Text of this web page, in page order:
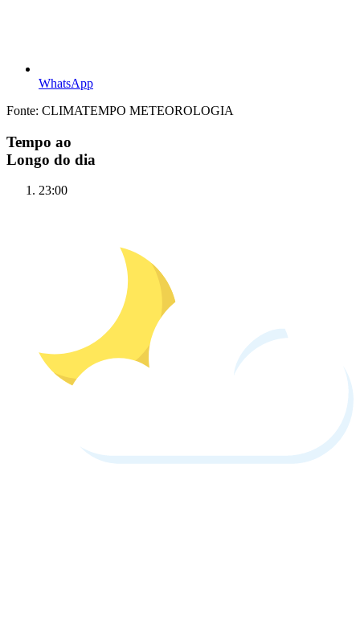
WhatsApp
Fonte: CLIMATEMPO METEOROLOGIA
Tempo ao
Longo do dia
23:00